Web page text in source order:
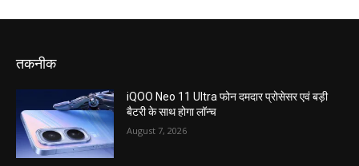
तकनीक
iQOO Neo 11 Ultra फोन दमदार प्रोसेसर एवं बड़ी
बैटरी के साथ होगा लॉन्च
August 7, 2026